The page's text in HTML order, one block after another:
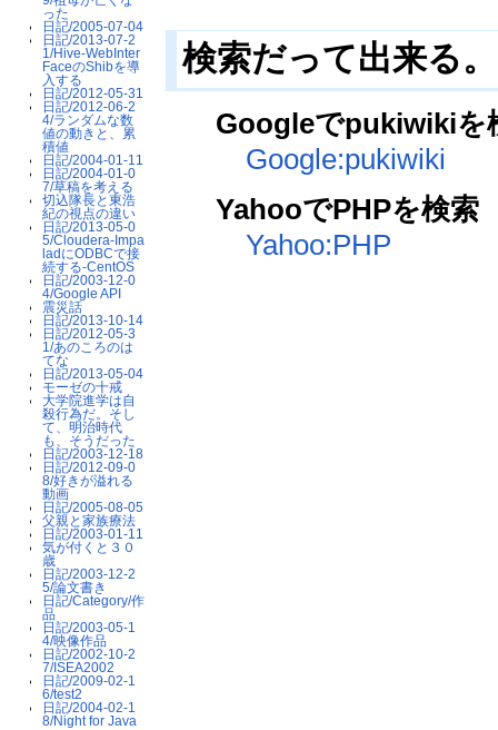
った
日記/2005-07-04
日記/2013-07-2
1/Hive-WebInter
FaceのShibを導
入する
日記/2012-05-31
日記/2012-06-2
4/ランダムな数
値の動きと、累
積値
日記/2004-01-11
日記/2004-01-0
7/草稿を考える
切込隊長と東浩
紀の視点の違い
日記/2013-05-0
5/Cloudera-Impa
ladにODBCで接
続する-CentOS
日記/2003-12-0
4/Google API
震災話
日記/2013-10-14
日記/2012-05-3
1/あのころのは
てな
日記/2013-05-04
モーゼの十戒
大学院進学は自
殺行為だ。そし
て、明治時代
も、そうだった
日記/2003-12-18
日記/2012-09-0
8/好きが溢れる
動画
日記/2005-08-05
父親と家族療法
日記/2003-01-11
気が付くと３０
歳
日記/2003-12-2
5/論文書き
日記/Category/作
品
日記/2003-05-1
4/映像作品
日記/2002-10-2
7/ISEA2002
日記/2009-02-1
6/test2
日記/2004-02-1
8/Night for Java
検索だって出来る。
Googleでpukiwikiを
Google:pukiwiki
YahooでPHPを検索
Yahoo:PHP